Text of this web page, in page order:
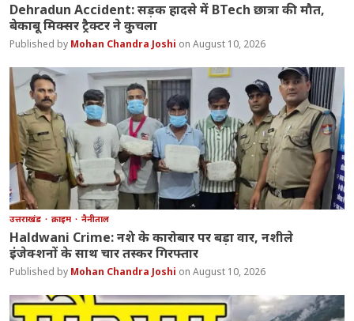
Dehradun Accident: सड़क हादसे में BTech छात्रा की मौत,
बेकाबू मिक्सर ट्रैक्टर ने कुचला
Mohan Chandra Joshi August 10, 2026
उत्तराखंड क्राइम नैनीताल
Haldwani Crime: नशे के कारोबार पर बड़ा वार, नशीले
इंजेक्शनों के साथ चार तस्कर गिरफ्तार
Mohan Chandra Joshi August 10, 2026